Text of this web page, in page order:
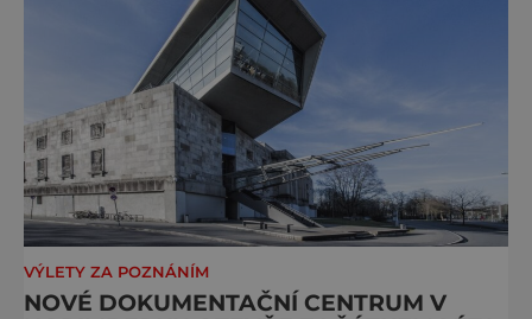
VÝLETY ZA POZNÁNÍM
NOVÉ DOKUMENTAČNÍ CENTRUM V